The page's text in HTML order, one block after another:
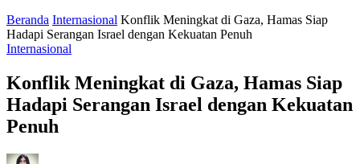
Beranda Internasional Konflik Meningkat di Gaza, Hamas Siap
Hadapi Serangan Israel dengan Kekuatan Penuh
Internasional
Konflik Meningkat di Gaza, Hamas Siap
Hadapi Serangan Israel dengan Kekuatan
Penuh